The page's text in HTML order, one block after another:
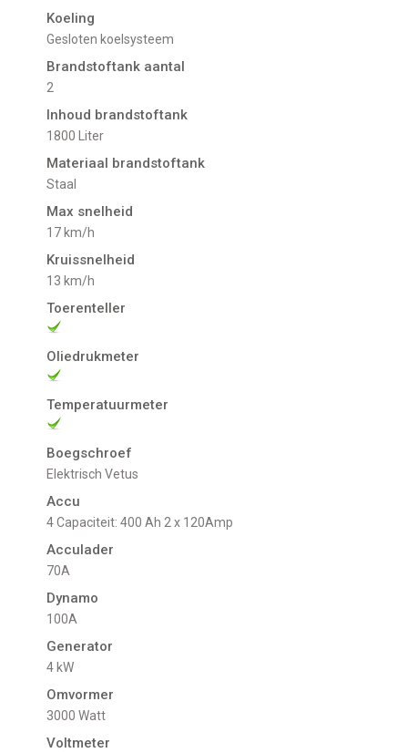
Koeling
gesloten koelsysteem
Brandstoftank aantal
2
Inhoud brandstoftank
1800 Liter
Materiaal brandstoftank
Staal
Max snelheid
17 km/h
Kruissnelheid
13 km/h
Toerenteller
Oliedrukmeter
Temperatuurmeter
Boegschroef
Elektrisch Vetus
Accu
4 Capaciteit: 400 Ah 2 x 120Amp
Acculader
70A
Dynamo
100A
Generator
4 kW
Omvormer
3000 Watt
Voltmeter